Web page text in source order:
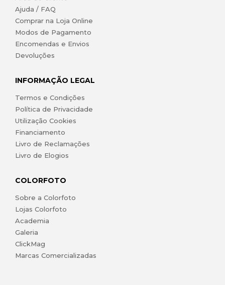
Ajuda / FAQ
Comprar na Loja Online
Modos de Pagamento
Encomendas e Envios
Devoluções
INFORMAÇÃO LEGAL
Termos e Condições
Política de Privacidade
Utilização Cookies
Financiamento
Livro de Reclamações
Livro de Elogios
COLORFOTO
Sobre a Colorfoto
Lojas Colorfoto
Academia
Galeria
ClickMag
Marcas Comercializadas